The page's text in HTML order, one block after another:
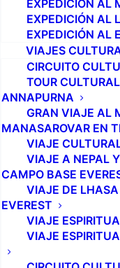
EXPEDICIÓN AL
EXPEDICIÓN AL
EXPEDICIÓN AL
VIAJES
CIRCUITO
TOUR
ANNAPURNA
GRAN VIAJE AL
MANASAROVAR EN
VIAJE
VIAJE A NEPAL
CAMPO BASE
VIAJE DE
EVEREST
VIAJE
VIAJE
un guía para la
gustado buscar el
de la noche. Los
12.30 a.m.
En la oscuridad de
del glaciar.
congelaron en la
Nos pusimos el
casco), el piolet y
como el
sentirme
Idealmente,
Sin embargo,